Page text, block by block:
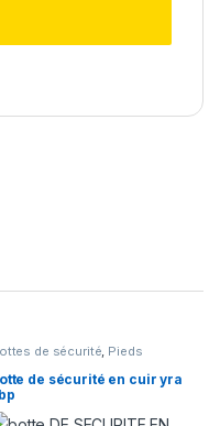
de sécurité, Pieds
de sécurité en cuir yra